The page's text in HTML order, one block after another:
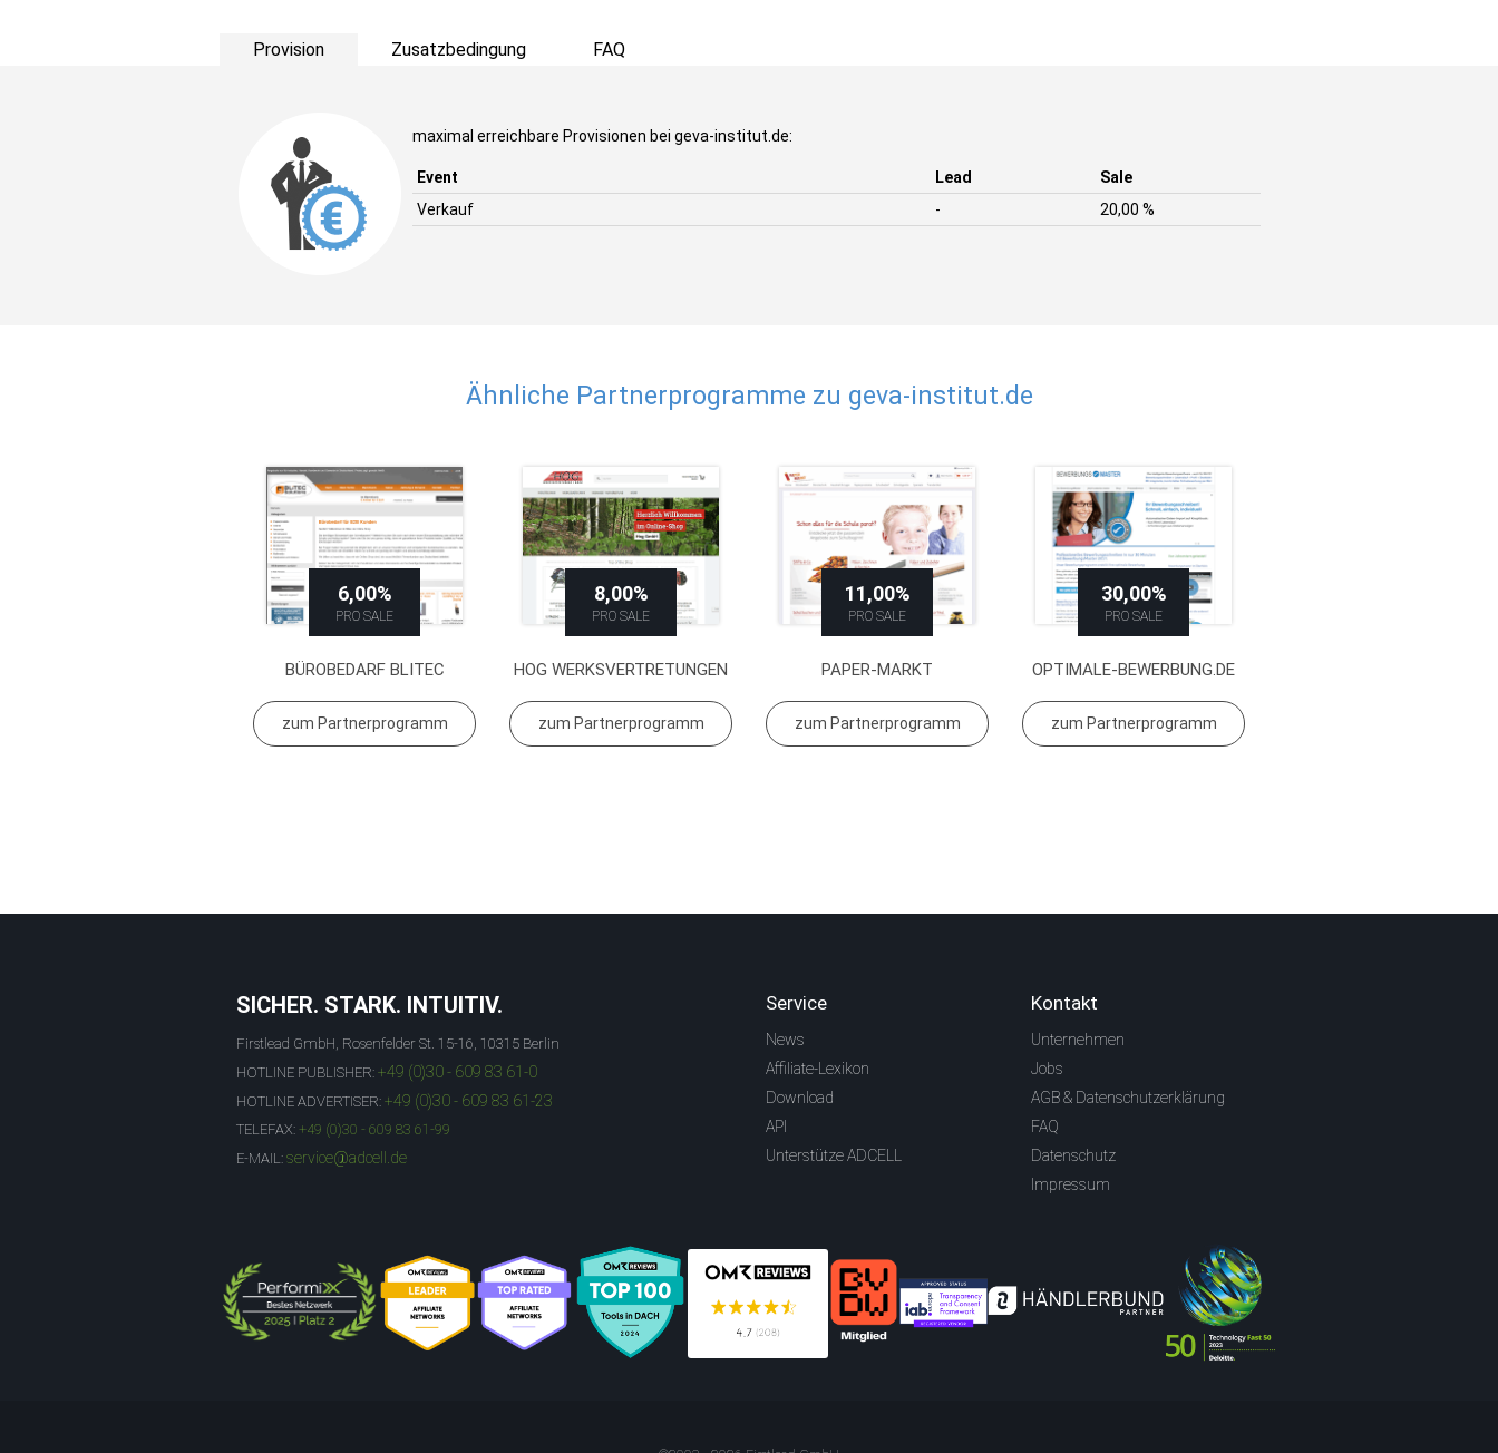
Provision Zusatzbedingung FAQ
maximal erreichbare Provisionen bei geva-institut.de:
Event Lead
Sale
Verkauf
- 20,00 %
Ähnliche Partnerprogramme zu geva-institut.de
6,00%
PRO SALE
BÜROBEDARF BLITEC
zum Partnerprogramm
8,00%
PRO SALE
HOG WERKSVERTRETUNGEN
zum Partnerprogramm
11,00%
PRO SALE
PAPER-MARKT
zum Partnerprogramm
30,00%
PRO SALE
OPTIMALE-BEWERBUNG.DE
zum Partnerprogramm
SICHER. STARK. INTUITIV.
Firstlead GmbH, Rosenfelder St. 15-16, 10315 Berlin
HOTLINE PUBLISHER: +49 (0)30 - 609 83 61-0
HOTLINE ADVERTISER: +49 (0)30 - 609 83 61-23
TELEFAX: +49 (0)30 - 609 83 61-99
E-MAIL: service@adcell.de
Service
News
Affiliate-Lexikon
Download
API
Unterstütze ADCELL
Kontakt
Unternehmen
Jobs
AGB & Datenschutzerklärung
FAQ
Datenschutz
Impressum